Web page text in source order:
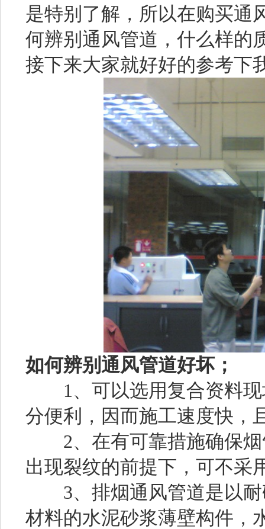
是特别了解，所以在购买通
何辨别通风管道，什么样的
接下来大家就好好的参考下
如何辨别通风管道好坏；
1、可以选用复合资料现
分便利，因而施工速度快，
2、在有可靠措施确保烟
出现裂纹的前提下，可不采
3、排烟通风管道是以耐
材料的水泥砂浆薄壁构件，